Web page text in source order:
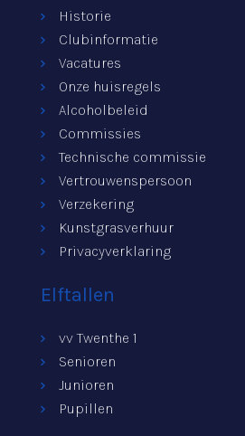
Historie
Clubinformatie
Vacatures
Onze huisregels
Alcoholbeleid
Commissies
Technische commissie
Vertrouwenspersoon
Verzekering
Kunstgrasverhuur
Privacyverklaring
Elftallen
vv Twenthe 1
Senioren
Junioren
Pupillen